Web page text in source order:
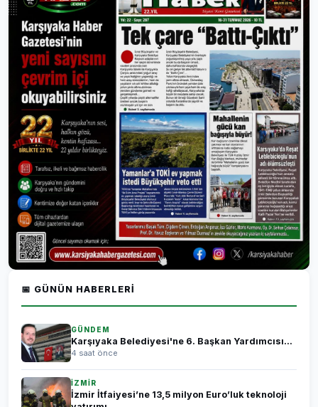
📅 GÜNÜN HABERLERI
GÜNDEM
Karşıyaka Belediyesi'ne 6. Başkan Yardımcısı...
4 saat önce
İZMİR
İzmir İtfaiyesi’ne 13,5 milyon Euro’luk teknoloji